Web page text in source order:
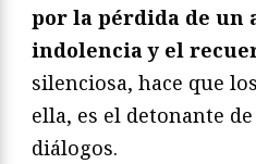
por la pérdida de un
indolencia y el
silenciosa, hace que
ella, es el detonante
diálogos.